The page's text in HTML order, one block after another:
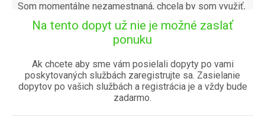
Som momentálne nezamestnaná, chcela by som využiť,
aby mi kurz preplati ÚPSVR. Bolo by to možné?
Spôsob poskytnutia služby
_[Môžem cestovať za profesionálom]
Na tento dopyt už nie je možné zaslať
ponuku
Ak chcete aby sme vám posielali dopyty po vami
poskytovaných službách zaregistrujte sa. Zasielanie
dopytov po vašich službách a registrácia je a vždy bude
zadarmo.